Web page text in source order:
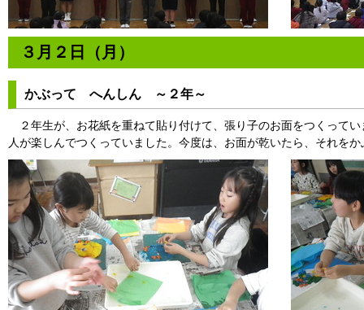
３月２日（月）
かぶって へんしん ～２年～
２年生が、お花紙を重ねて貼り付けて、張り子のお面をつくって
人が楽しんでつくっていました。今度は、お面が乾いたら、それを